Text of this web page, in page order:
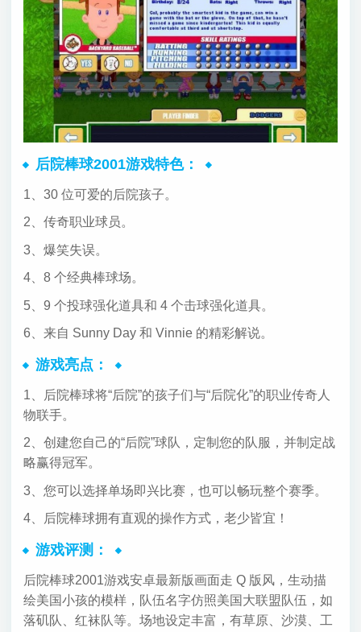
后院棒球2001游戏特色：
1、30 位可爱的后院孩子。
2、传奇职业球员。
3、爆笑失误。
4、8 个经典棒球场。
5、9 个投球强化道具和 4 个击球强化道具。
6、来自 Sunny Day 和 Vinnie 的精彩解说。
游戏亮点：
1、后院棒球将“后院”的孩子们与“后院化”的职业传奇人
物联手。
2、创建您自己的“后院”球队，定制您的队服，并制定战
略赢得冠军。
3、您可以选择单场即兴比赛，也可以畅玩整个赛季。
4、后院棒球拥有直观的操作方式，老少皆宜！
游戏评测：
后院棒球2001游戏安卓最新版画面走 Q 版风，生动描
绘美国小孩的模样，队伍名字仿照美国大联盟队伍，如
落矶队、红袜队等。场地设定丰富，有草原、沙漠、工